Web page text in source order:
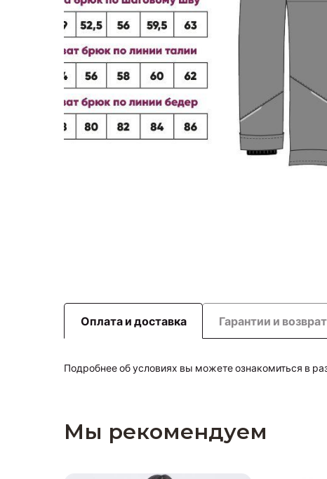
Оплата и доставка Гарантии и возврат
Подробнее об условиях вы можете ознакомиться в
Мы рекомендуем